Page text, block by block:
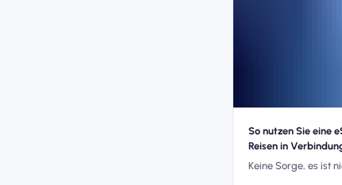
So nutzen Sie eine
Reisen in
Keine Sorge, es ist